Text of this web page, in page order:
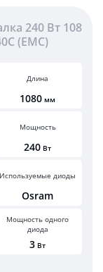
240 Вт 108
(EMC)
Длина
1080 мм
Мощность
240 Вт
Используемые диоды
Osram
Мощность одного
диода
3 Вт